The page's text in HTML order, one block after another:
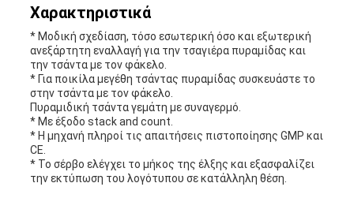
Χαρακτηριστικά
* Μοδική σχεδίαση, τόσο εσωτερική όσο και εξωτερική
ανεξάρτητη εναλλαγή για την τσαγιέρα πυραμίδας και
την τσάντα με τον φάκελο.
* Για ποικίλα μεγέθη τσάντας πυραμίδας συσκευάστε το
στην τσάντα με τον φάκελο.
Πυραμιδική τσάντα γεμάτη με συναγερμό.
* Με έξοδο stack and count.
* Η μηχανή πληροί τις απαιτήσεις πιστοποίησης GMP και
CE.
* Το σέρβο ελέγχει το μήκος της έλξης και εξασφαλίζει
την εκτύπωση του λογότυπου σε κατάλληλη θέση.